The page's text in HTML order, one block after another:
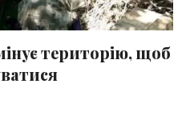
територію, щоб